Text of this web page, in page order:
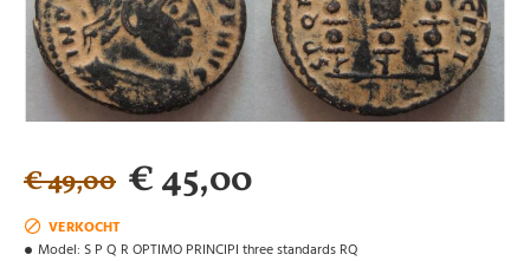
VERKOCHT
Model: S P Q R OPTIMO PRINCIPI three standards RQ
€ 45,00
€ 49,00